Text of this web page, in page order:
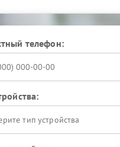
телефон:
тип устройства